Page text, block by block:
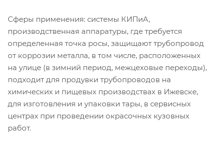
Сферы применения: системы КИПиА,
производственная аппаратуры, где требуется
определенная точка росы, защищают трубопровод
от коррозии металла, в том числе, расположенных
на улице (в зимний период, межцеховые переходы),
подходит для продувки трубопроводов на
химических и пищевых производствах в Ижевске,
для изготовления и упаковки тары, в сервисных
центрах при проведении окрасочных кузовных
работ.